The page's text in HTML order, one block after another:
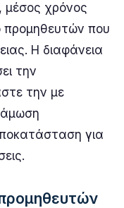
μέσος χρόνος
που
Η διαφάνεια
την
την με
για